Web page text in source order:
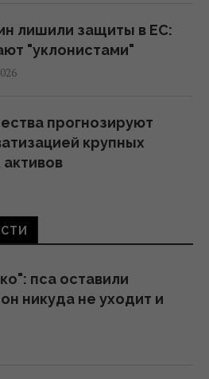
лишили защиты в ЕС:
"уклонистами"
прогнозируют
крупных
собственная
куда РФ нанесет
раз, – СМИ
пса оставили
никуда не уходит и